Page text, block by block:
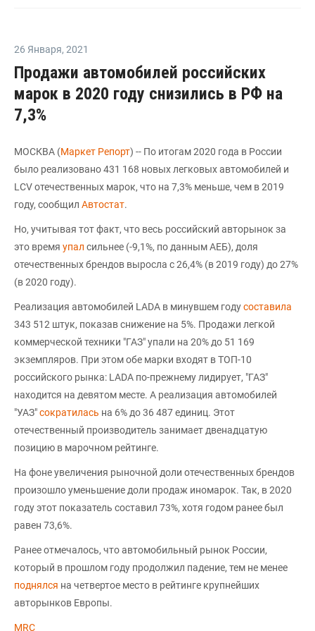
26 Января, 2021
Продажи автомобилей российских
марок в 2020 году снизились в РФ на
7,3%
МОСКВА (Маркет Репорт) -- По итогам 2020 года в России
было реализовано 431 168 новых легковых автомобилей и
LCV отечественных марок, что на 7,3% меньше, чем в 2019
году, сообщил Автостат.
Но, учитывая тот факт, что весь российский авторынок за
это время упал сильнее (-9,1%, по данным АЕБ), доля
отечественных брендов выросла с 26,4% (в 2019 году) до 27%
(в 2020 году).
Реализация автомобилей LADA в минувшем годусоставила
343 512 штук, показав снижение на 5%. Продажи легкой
коммерческой техники "ГАЗ" упали на 20% до 51 169
экземпляров. При этом обе марки входят в ТОП-10
российского рынка: LADA по-прежнему лидирует, "ГАЗ"
находится на девятом месте. А реализация автомобилей
"УАЗ"сократилась на 6% до 36 487 единиц. Этот
отечественный производитель занимает двенадцатую
позицию в марочном рейтинге.
На фоне увеличения рыночной доли отечественных брендов
произошло уменьшение доли продаж иномарок. Так, в 2020
году этот показатель составил 73%, хотя годом ранее был
равен 73,6%.
Ранее отмечалось, что автомобильный рынок России,
который в прошлом году продолжил падение, тем не менее
поднялся на четвертое место в рейтинге крупнейших
авторынков Европы.
MRC